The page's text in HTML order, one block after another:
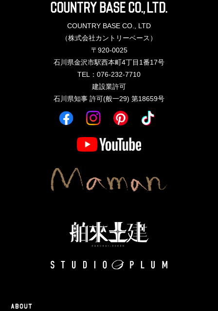
COUNTRY BASE CO., LTD
（株式会社カントリーベース）
〒920-0025
石川県金沢市駅西本町4丁目1番17号
TEL：076-232-7710
建設業許可
石川県知事 許可(般一29) 第18659号
ABOUT